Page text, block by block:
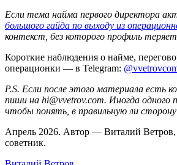
Если тема найма первого директора
большого гайда по выходу из
контекст, без которого профиль
Короткие наблюдения о найме,
операционки — в Telegram:
P.S. Если после этого материала есть
пиши на hi@vvetrov.com. Иногда одного
чтобы понять, в правильную ли
Апрель 2026. Автор — Виталий Ветров,
советник.